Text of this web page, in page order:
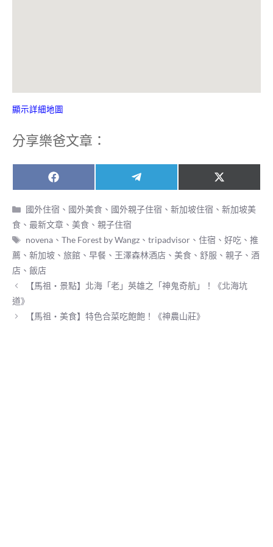
顯示詳細地圖
分享樂爸文章：
Share
on
F
a
c
e
b
o
k
Share
on
e
l
e
r
a
m
Share
on
X
(
T
w
t
t
e
)
分
類
國外住宿 、 國外美食 、 國外親子住宿 、新加坡住宿 、新加坡美
食 、 最新文章 、 美食 、 親子住宿
標
籤
novena 、The Forest by Wangz 、tripadvisor 、住宿 、好吃 、推
薦 、 新加坡 、 旅館 、 早餐 、 王澤森林酒店 、 美食 、 舒服 、 親子 、 酒
店 、 飯店
【馬祖‧景點】北海「老」英雄之「神鬼奇航」！《北海坑
道》
【馬祖‧美食】特色合菜吃飽飽！《神農山莊》